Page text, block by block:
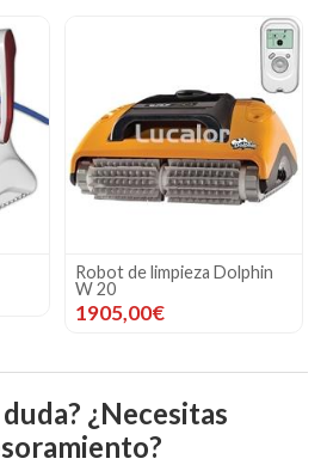
Robot dolphin E30
935,00€
¿Necesitas